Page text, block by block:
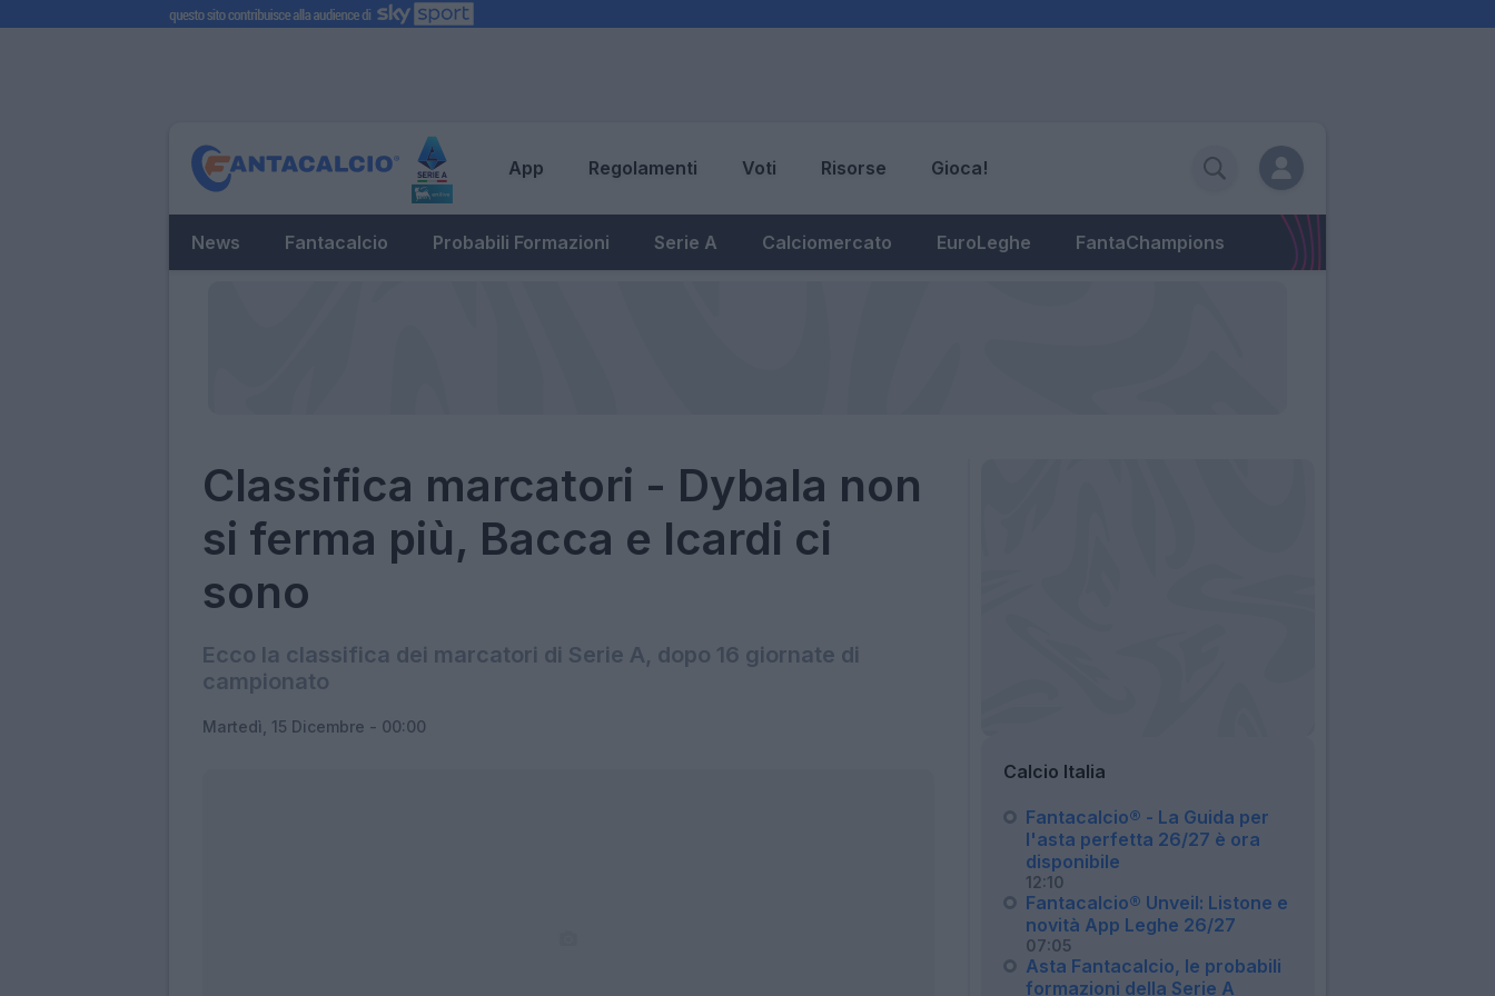
App Regolamenti Voti Risorse Gioca!
News Fantacalcio Probabili Formazioni Serie A Calciomercato EuroLeghe FantaChampions
Classifica marcatori - Dybala non
si ferma più, Bacca e Icardi ci
sono
Ecco la classifica dei marcatori di Serie A, dopo 16 giornate di
campionato
Martedì, 15 Dicembre - 00:00
Calcio Italia
Fantacalcio® - La Guida per
l'asta perfetta 26/27 è ora
disponibile
12:10
Fantacalcio® Unveil: Listone e
novità App Leghe 26/27
07:05
Asta Fantacalcio, le probabili
formazioni della Serie A